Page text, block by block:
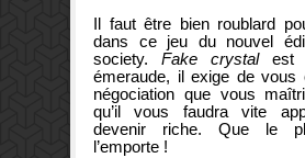
Il faut être bien roublard
dans ce jeu du nouvel
society. Fake crystalest
émeraude, il exige de vous
négociation que vous
qu’il vous faudra vite
devenir riche. Que le
l’emporte !